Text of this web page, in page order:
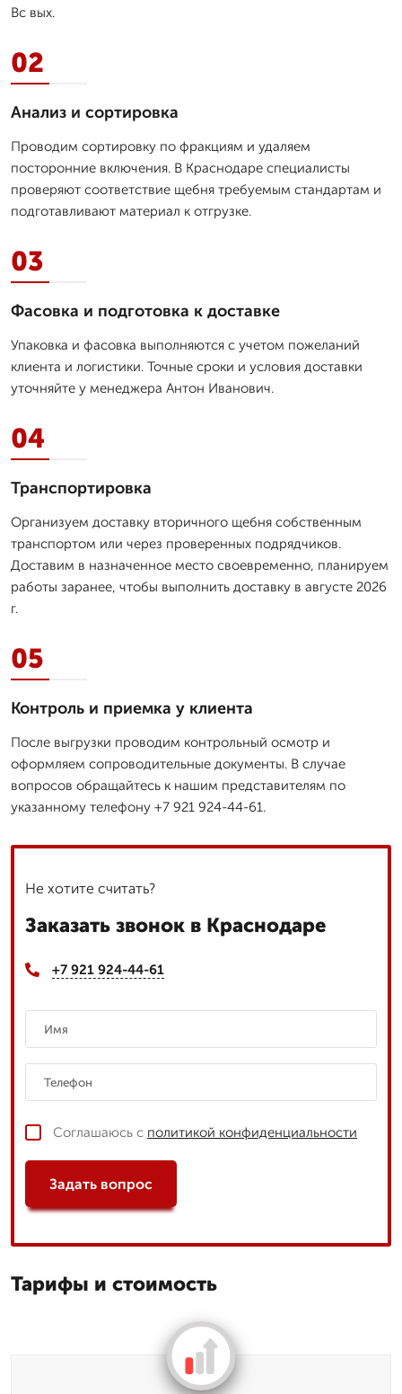
Вс вых.
02
Анализ и сортировка
Проводим сортировку по фракциям и удаляем
посторонние включения. В Краснодаре специалисты
проверяют соответствие щебня требуемым стандартам и
подготавливают материал к отгрузке.
03
Фасовка и подготовка к доставке
Упаковка и фасовка выполняются с учетом пожеланий
клиента и логистики. Точные сроки и условия доставки
уточняйте у менеджера Антон Иванович.
04
Транспортировка
Организуем доставку вторичного щебня собственным
транспортом или через проверенных подрядчиков.
Доставим в назначенное место своевременно, планируем
работы заранее, чтобы выполнить доставку в августе 2026
г.
05
Контроль и приемка у клиента
После выгрузки проводим контрольный осмотр и
оформляем сопроводительные документы. В случае
вопросов обращайтесь к нашим представителям по
указанному телефону +7 921 924-44-61.
Не хотите считать?
Заказать звонок в Краснодаре
+7 921 924-44-61
Соглашаюсь с политикой конфиденциальности
Задать вопрос
Тарифы и стоимость